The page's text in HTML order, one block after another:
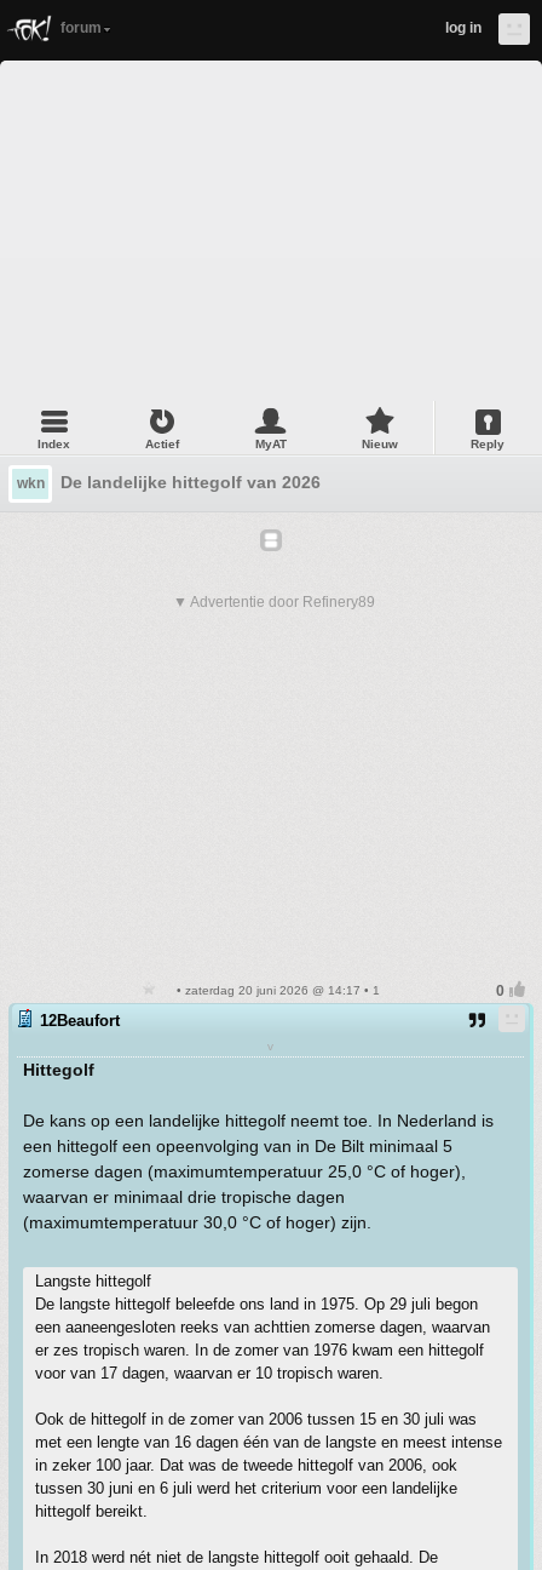
forum log in
Index Actief MyAT Nieuw Reply
wkn De landelijke hittegolf van 2026
▼ Advertentie door Refinery89
• zaterdag 20 juni 2026 @ 14:17 • 1
12Beaufort
v
Hittegolf
De kans op een landelijke hittegolf neemt toe. In Nederland is
een hittegolf een opeenvolging van in De Bilt minimaal 5
zomerse dagen (maximumtemperatuur 25,0 °C of hoger),
waarvan er minimaal drie tropische dagen
(maximumtemperatuur 30,0 °C of hoger) zijn.
Langste hittegolf
De langste hittegolf beleefde ons land in 1975. Op 29 juli begon
een aaneengesloten reeks van achttien zomerse dagen, waarvan
er zes tropisch waren. In de zomer van 1976 kwam een hittegolf
voor van 17 dagen, waarvan er 10 tropisch waren.
Ook de hittegolf in de zomer van 2006 tussen 15 en 30 juli was
met een lengte van 16 dagen één van de langste en meest intense
in zeker 100 jaar. Dat was de tweede hittegolf van 2006, ook
tussen 30 juni en 6 juli werd het criterium voor een landelijke
hittegolf bereikt.
In 2018 werd nét niet de langste hittegolf ooit gehaald. De